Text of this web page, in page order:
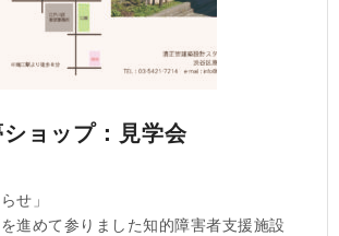
ョップ：見学会
せ」
進めて参りました知的障害者支援施設